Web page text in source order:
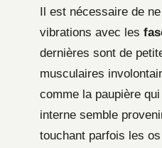
Il est nécessaire de
vibrations avec les
dernières sont de
musculaires
comme la paupière
interne semble
touchant parfois les